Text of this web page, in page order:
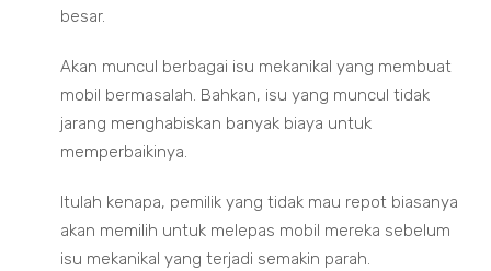
besar.
Akan muncul berbagai isu mekanikal yang membuat
mobil bermasalah. Bahkan, isu yang muncul tidak
jarang menghabiskan banyak biaya untuk
memperbaikinya.
Itulah kenapa, pemilik yang tidak mau repot biasanya
akan memilih untuk melepas mobil mereka sebelum
isu mekanikal yang terjadi semakin parah.